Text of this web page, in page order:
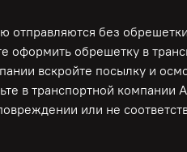
отправляются без
оформить обрешетку в
вскройте посылку и
в транспортной
или не